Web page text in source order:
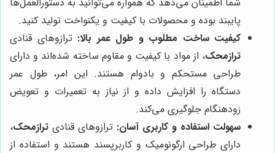
پایبند بوده و محصولات با کیفیت و یکنواخت تولید کنید.
کیفیت ساخت مطلوب و طول عمر بالا: ترازوهای قنادی
ترازمحک، از مواد با کیفیت و مقاوم ساخته شده‌اند و دارای
طراحی مستحکم و بادوام هستند. این امر، طول عمر
دستگاه را افزایش داده و از نیاز به تعمیرات و تعویض
زودهنگام جلوگیری می‌کند.
سهولت استفاده و کاربری آسان: ترازوهای قنادی ترازمحک،
دارای طراحی ارگونومیک و کاربرپسند هستند و استفاده از